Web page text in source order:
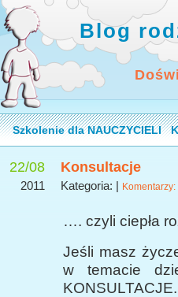
Blog
Szkolenie dla NAUCZYCIELI
22/08
2011
Konsultacje
Kategoria: |
…. czyli ciepła
Jeśli masz
w temacie
KONSULTACJE.